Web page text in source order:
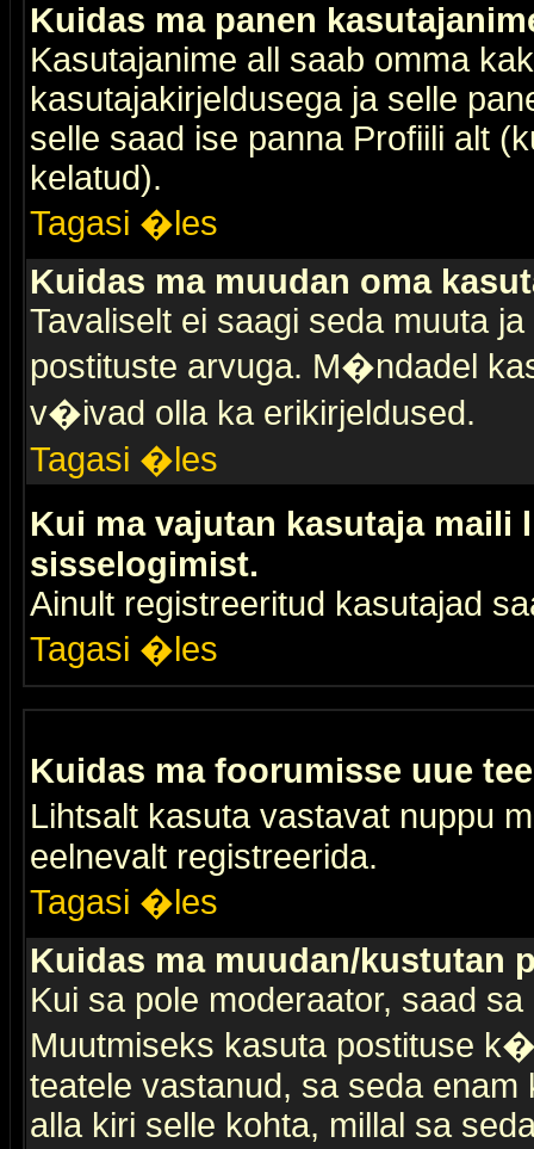
Kuidas ma panen
Kasutajanime all saab omma
kasutajakirjeldusega ja selle
selle saad ise panna Profiili alt
kelatud).
Tagasi �les
Kuidas ma muudan oma
Tavaliselt ei saagi seda muuta
postituste arvuga. M�ndadel
v�ivad olla ka erikirjeldused.
Tagasi �les
Kui ma vajutan kasutaja
sisselogimist.
Ainult registreeritud kasutajad
Tagasi �les
Kuidas ma foorumisse uue
Lihtsalt kasuta vastavat nuppu
eelnevalt registreerida.
Tagasi �les
Kuidas ma muudan/kustutan
Kui sa pole moderaator, saad
Muutmiseks kasuta postituse
teatele vastanud, sa seda
alla kiri selle kohta, millal sa